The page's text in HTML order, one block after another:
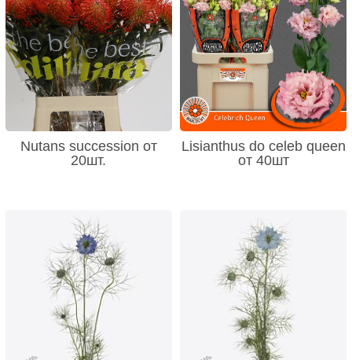
Nutans succession от
20шт.
Lisianthus do celeb queen
от 40шт